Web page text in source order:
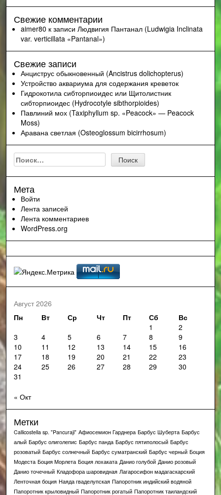
Свежие комментарии
aimer80 к записи Людвигия Пантанал (Ludwigia Inclinata
var. verticillata «Pantanal»)
Свежие записи
Анциструс обыкновенный (Ancistrus dolichopterus)
Устройство аквариума для содержания креветок
Гидрокотила сибторпиоидес или Щитолистник
сибторпиоидес (Hydrocotyle sibthorpioides)
Павлиний мох (Taxiphyllum sp. «Peacock» — Peacock
Moss)
Аравана светлая (Osteoglossum bicirrhosum)
Найти:
Мета
Войти
Лента записей
Лента комментариев
WordPress.org
Август 2026
Пн
Вт Ср Чт Пт Сб
Вс
1
2
3
4 5 6 7 8
9
10
11 12 13 14 15
16
17
18 19 20 21 22
23
24
25 26 27 28 29
30
31
« Окт
Метки
Callicostella sp. "Pancuraji" Афиосемион Гарднера Барбус Шуберта Барбус
алый Барбус олиголепис Барбус панда Барбус пятиполосый Барбус
розоватый Барбус солнечный Барбус суматранский Барбус черный Боция
Модеста Боция Морлета Боция лохаката Данио голубой Данио розовый
Данио точечный Кладофора шаровидная Лагаросифон мадагаскарский
Ленточная боция Наяда гваделупская Папоротник индийский водяной
Папоротник крыловидный Папоротник рогатый Папоротник таиландский